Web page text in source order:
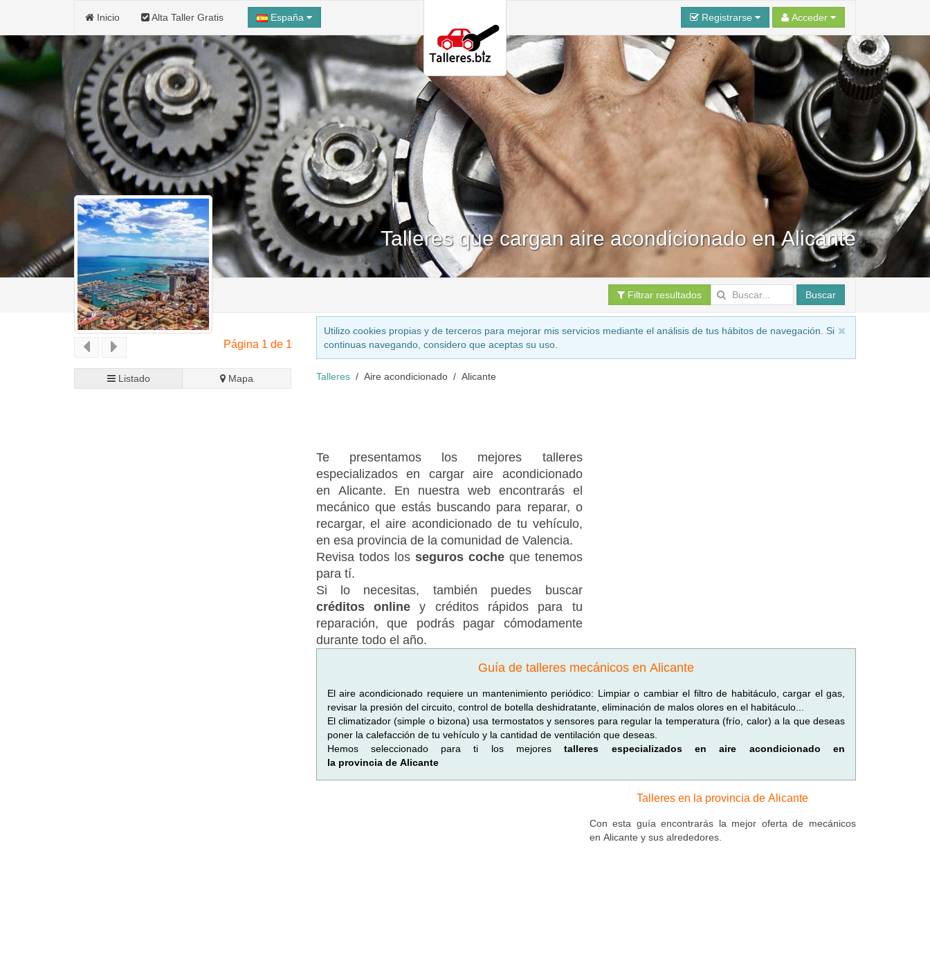
Inicio Alta Taller Gratis España Registrarse Acceder
Talleres que cargan aire acondicionado en Alicante
Filtrar resultados Buscar
Página 1 de 1
Listado Mapa
Utilizo cookies propias y de terceros para mejorar mis servicios mediante el análisis de tus hábitos de navegación. Si
continuas navegando, considero que aceptas su uso.
Talleres Aire acondicionado Alicante
Te presentamos los mejores talleres
especializados en cargar aire acondicionado
en Alicante. En nuestra web encontrarás el
mecánico que estás buscando para reparar, o
recargar, el aire acondicionado de tu vehículo,
en esa provincia de la comunidad de Valencia.
Revisa todos los seguros cocheque tenemos
para tí.
Si lo necesitas, también puedes buscar
créditos onliney créditos rápidos para tu
reparación, que podrás pagar cómodamente
durante todo el año.
Guía de talleres mecánicos en Alicante
El aire acondicionado requiere un mantenimiento periódico: Limpiar o cambiar el filtro de habitáculo, cargar el gas,
revisar la presión del circuito, control de botella deshidratante, eliminación de malos olores en el habitáculo...
El climatizador (simple o bizona) usa termostatos y sensores para regular la temperatura (frío, calor) a la que deseas
poner la calefacción de tu vehículo y la cantidad de ventilación que deseas.
Hemos seleccionado para ti los mejorestalleres especializados en aire acondicionado en
la provincia de Alicante
Talleres en la provincia de Alicante
Con esta guía encontrarás la mejor oferta de mecánicos
en Alicante y sus alrededores.